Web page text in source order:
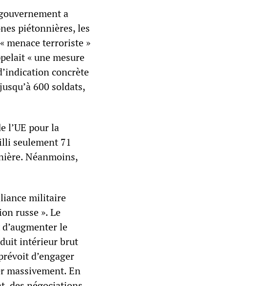
a
piétonnières, les
menace terroriste »
« une mesure
concrète
600 soldats,
l’UE pour la
seulement 71
Néanmoins,
militaire
russe ». Le
le
intérieur brut
d’engager
massivement. En